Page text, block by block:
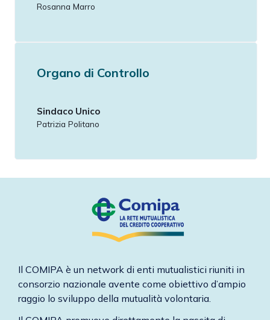
Rosanna Marro
Organo di Controllo
Sindaco Unico
Patrizia Politano
Il COMIPA è un network di enti mutualistici riuniti in
consorzio nazionale avente come obiettivo d’ampio
raggio lo sviluppo della mutualità volontaria.